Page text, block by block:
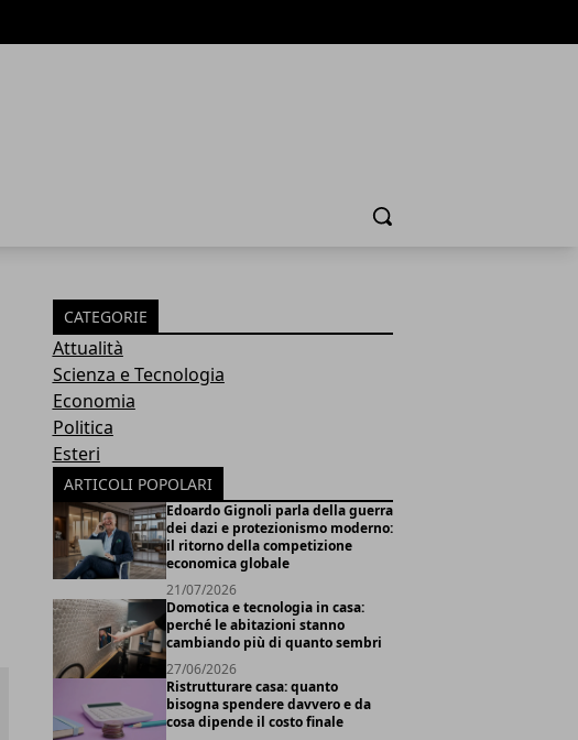
Cerca
CATEGORIE
Attualità
Scienza e Tecnologia
Economia
Politica
Esteri
ARTICOLI POPOLARI
Edoardo Gignoli parla della guerra
dei dazi e protezionismo moderno:
il ritorno della competizione
economica globale
21/07/2026
Domotica e tecnologia in casa:
perché le abitazioni stanno
cambiando più di quanto sembri
27/06/2026
Ristrutturare casa: quanto
bisogna spendere davvero e da
cosa dipende il costo finale